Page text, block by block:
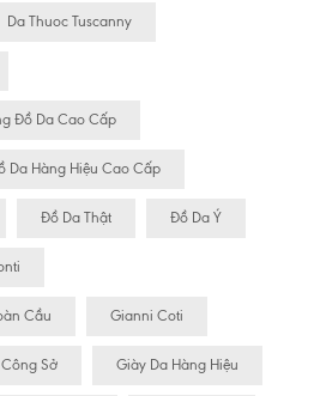
Da Thuoc Tuscanny
Đồ Da Cao Cấp
Da Hàng Hiệu Cao Cấp
Đồ Da Thật Đồ Da Ý
Cầu Gianni Coti
Sở Giày Da Hàng Hiệu